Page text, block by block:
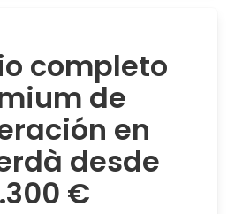
completo
de
en
desde
€